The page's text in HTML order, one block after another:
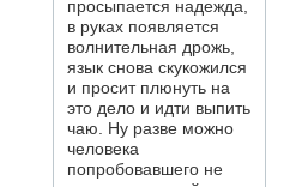
просыпается надежда,
в руках появляется
волнительная дрожь,
язык снова скукожился
и просит плюнуть на
это дело и идти выпить
чаю. Ну разве можно
человека
попробовавшего не